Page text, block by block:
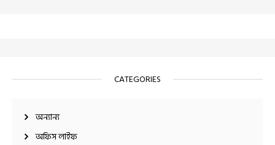
CATEGORIES
অন্যান্য
অফিস লাইফ